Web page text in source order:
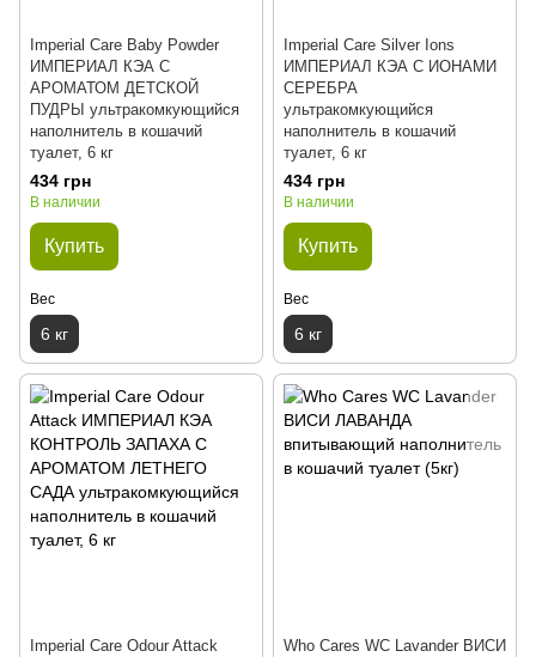
Imperial Care Baby Powder
ИМПЕРИАЛ КЭА С
АРОМАТОМ ДЕТСКОЙ
ПУДРЫ ультракомкующийся
наполнитель в кошачий
туалет, 6 кг
434 грн
В наличии
Купить
Вес
6 кг
Imperial Care Silver Ions
ИМПЕРИАЛ КЭА С ИОНАМИ
СЕРЕБРА
ультракомкующийся
наполнитель в кошачий
туалет, 6 кг
434 грн
В наличии
Купить
Вес
6 кг
Imperial Care Odour Attack
Who Cares WC Lavander ВИСИ